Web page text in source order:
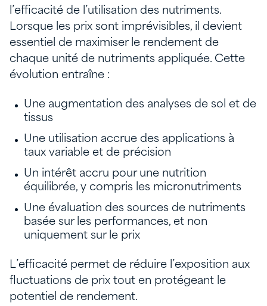
l’efficacité de l’utilisation des nutriments.
Lorsque les prix sont imprévisibles, il devient
essentiel de maximiser le rendement de
chaque unité de nutriments appliquée. Cette
évolution entraîne :
Une augmentation des analyses de sol et de
tissus
Une utilisation accrue des applications à
taux variable et de précision
Un intérêt accru pour une nutrition
équilibrée, y compris les micronutriments
Une évaluation des sources de nutriments
basée sur les performances, et non
uniquement sur le prix
L’efficacité permet de réduire l’exposition aux
fluctuations de prix tout en protégeant le
potentiel de rendement.